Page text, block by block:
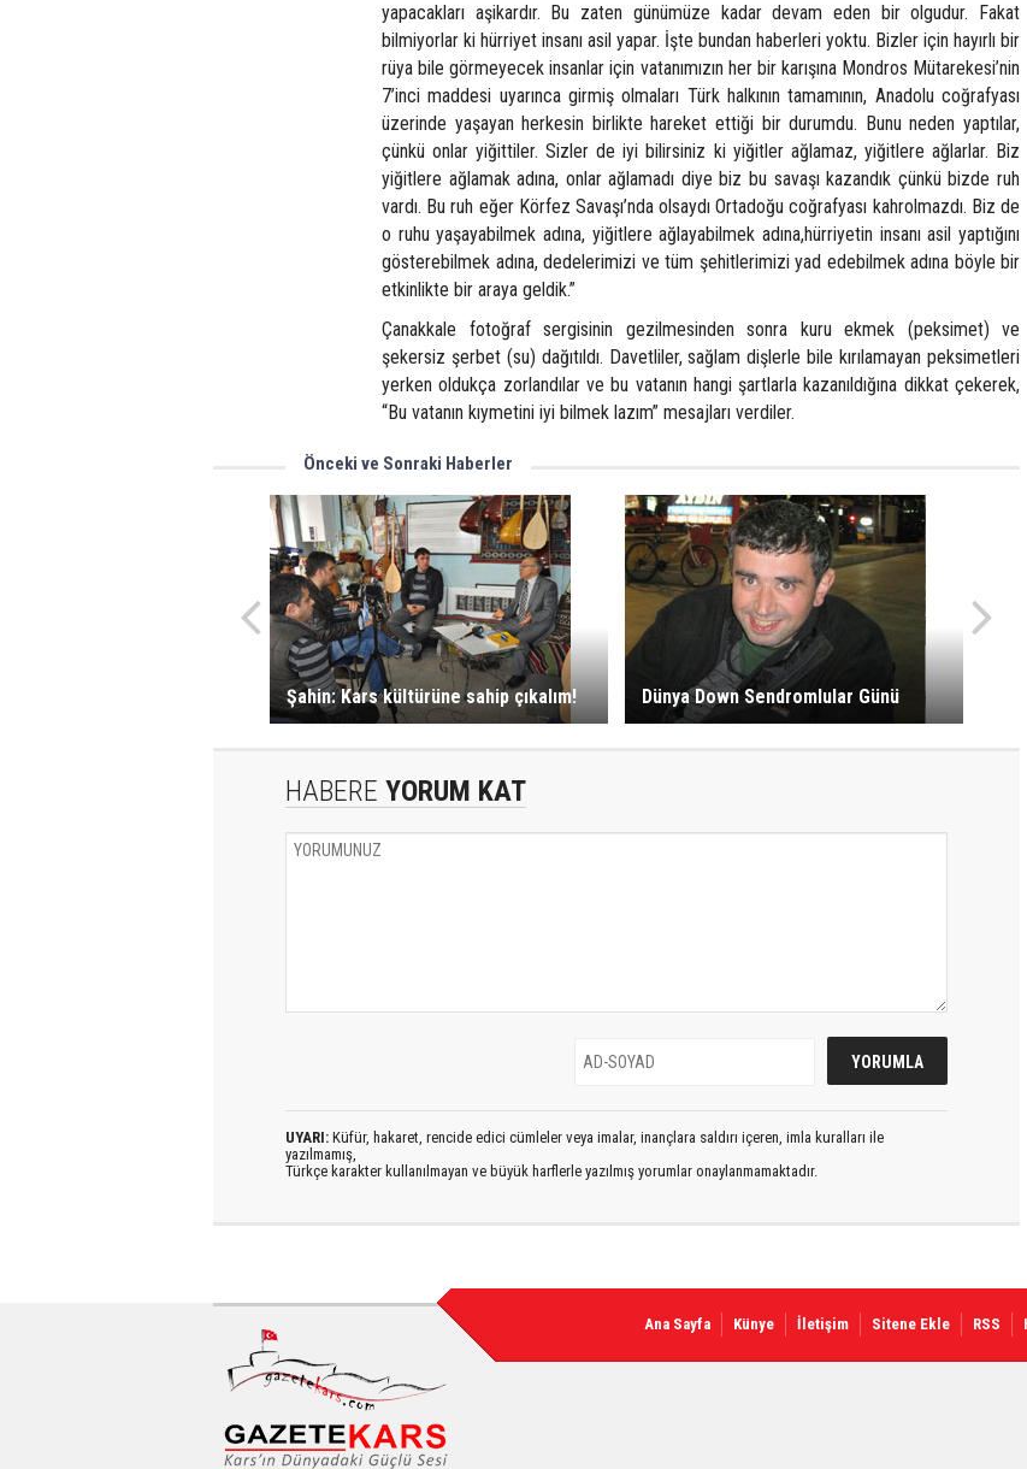
yapacakları aşikardır. Bu zaten günümüze kadar devam eden bir olgudur. Fakat
bilmiyorlar ki hürriyet insanı asil yapar. İşte bundan haberleri yoktu. Bizler için hayırlı bir
rüya bile görmeyecek insanlar için vatanımızın her bir karışına Mondros Mütarekesi’nin
7’inci maddesi uyarınca girmiş olmaları Türk halkının tamamının, Anadolu coğrafyası
üzerinde yaşayan herkesin birlikte hareket ettiği bir durumdu. Bunu neden yaptılar,
çünkü onlar yiğittiler. Sizler de iyi bilirsiniz ki yiğitler ağlamaz, yiğitlere ağlarlar. Biz
yiğitlere ağlamak adına, onlar ağlamadı diye biz bu savaşı kazandık çünkü bizde ruh
vardı. Bu ruh eğer Körfez Savaşı’nda olsaydı Ortadoğu coğrafyası kahrolmazdı. Biz de
o ruhu yaşayabilmek adına, yiğitlere ağlayabilmek adına,hürriyetin insanı asil yaptığını
gösterebilmek adına, dedelerimizi ve tüm şehitlerimizi yad edebilmek adına böyle bir
etkinlikte bir araya geldik.”
Çanakkale fotoğraf sergisinin gezilmesinden sonra kuru ekmek (peksimet) ve
şekersiz şerbet (su) dağıtıldı. Davetliler, sağlam dişlerle bile kırılamayan peksimetleri
yerken oldukça zorlandılar ve bu vatanın hangi şartlarla kazanıldığına dikkat çekerek,
“Bu vatanın kıymetini iyi bilmek lazım” mesajları verdiler.
Önceki ve Sonraki Haberler
Şahin: Kars kültürüne sahip çıkalım! Dünya Down Sendromlular Günü
HABERE YORUM KAT
UYARI: Küfür, hakaret, rencide edici cümleler veya imalar, inançlara saldırı içeren, imla kuralları ile
yazılmamış,
Türkçe karakter kullanılmayan ve büyük harflerle yazılmış yorumlar onaylanmamaktadır.
Ana Sayfa Künye İletişim Sitene Ekle RSS